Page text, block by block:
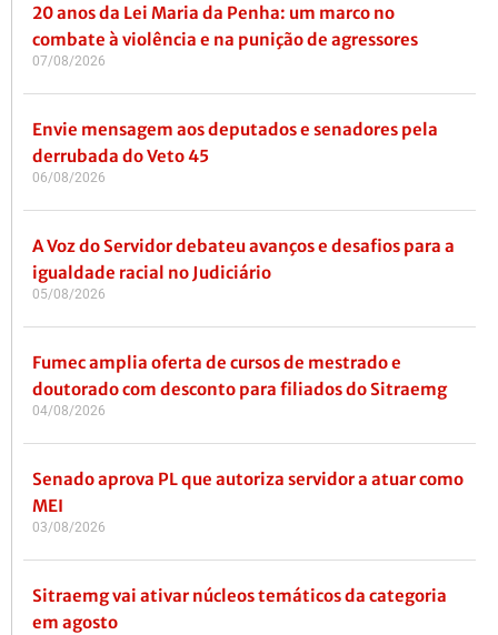
20 anos da Lei Maria da Penha: um marco no
combate à violência e na punição de agressores
07/08/2026
Envie mensagem aos deputados e senadores pela
derrubada do Veto 45
06/08/2026
A Voz do Servidor debateu avanços e desafios para a
igualdade racial no Judiciário
05/08/2026
Fumec amplia oferta de cursos de mestrado e
doutorado com desconto para filiados do Sitraemg
04/08/2026
Senado aprova PL que autoriza servidor a atuar como
MEI
03/08/2026
Sitraemg vai ativar núcleos temáticos da categoria
em agosto